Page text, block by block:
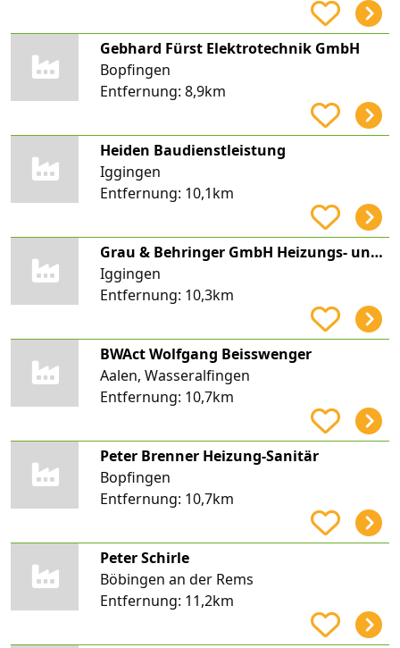
Gebhard Fürst Elektrotechnik GmbH
Bopfingen
Entfernung: 8,9km
Heiden Baudienstleistung
Iggingen
Entfernung: 10,1km
Grau & Behringer GmbH Heizungs- und Sanitärinstallation
Iggingen
Entfernung: 10,3km
BWAct Wolfgang Beisswenger
Aalen, Wasseralfingen
Entfernung: 10,7km
Peter Brenner Heizung-Sanitär
Bopfingen
Entfernung: 10,7km
Peter Schirle
Böbingen an der Rems
Entfernung: 11,2km